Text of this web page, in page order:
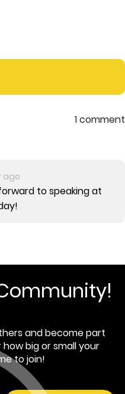
1 comment
ago
to speaking at
and become part
big or small your
to join!